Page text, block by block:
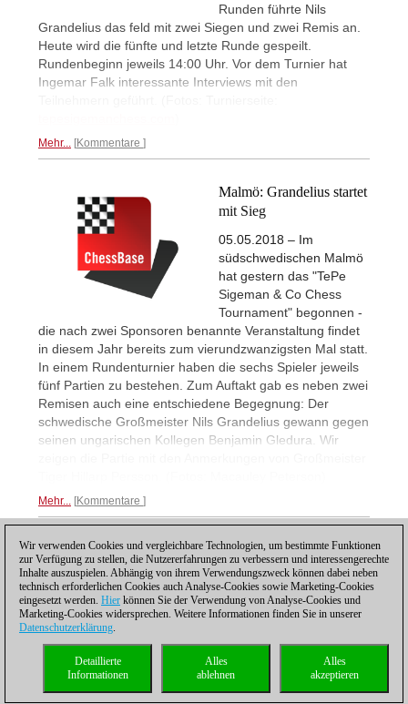
Runden führte Nils
Grandelius das feld mit zwei Siegen und zwei Remis an.
Heute wird die fünfte und letzte Runde gespeilt.
Rundenbeginn jeweils 14:00 Uhr. Vor dem Turnier hat
Ingemar Falk interessante Interviews mit den
Mehr... Kommentare
Malmö: Grandelius startet
mit Sieg
05.05.2018 – Im
südschwedischen Malmö
hat gestern das "TePe
Sigeman & Co Chess
Tournament" begonnen -
die nach zwei Sponsoren benannte Veranstaltung findet
in diesem Jahr bereits zum vierundzwanzigsten Mal statt.
In einem Rundenturnier haben die sechs Spieler jeweils
fünf Partien zu bestehen. Zum Auftakt gab es neben zwei
Remisen auch eine entschiedene Begegnung: Der
schwedische Großmeister Nils Grandelius gewann gegen
seinen ungarischen Kollegen Benjamin Gledura. Wir
Mehr... Kommentare
1
Datenschutzhinweis| Kontakt| |Lizenzen
Compliance Hotline|
coldest news
Wir verwenden Cookies und vergleichbare Technologien, um bestimmte Funktionen
zur Verfügung zu stellen, die Nutzererfahrungen zu verbessern und interessengerechte
Inhalte auszuspielen. Abhängig von ihrem Verwendungszweck können dabei neben
technisch erforderlichen Cookies auch Analyse-Cookies sowie Marketing-Cookies
eingesetzt werden. Hier können Sie der Verwendung von Analyse-Cookies und
Marketing-Cookies widersprechen. Weitere Informationen finden Sie in unserer
Datenschutzerklärung.
Alles
akzeptieren
Alles
ablehnen
Detaillierte
Informationen